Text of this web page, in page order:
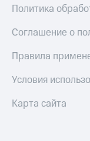
Политика
Соглашение о
Правила
Условия
Карта сайта